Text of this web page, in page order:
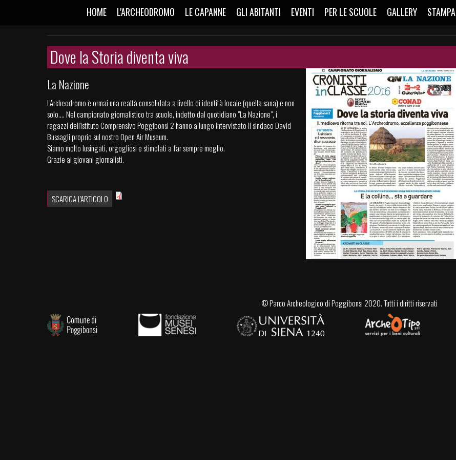
HOME L'ARCHEODROMO LE CAPANNE GLI ABITANTI EVENTI PER LE SCUOLE GALLERY STAMPA
Dove la Storia diventa viva
La Nazione
L'Archeodromo è ormai una realtà consolidata a livello di identità locale (quella sana) e non
solo.... Nel campionato giornalistico tra scuole, indetto dal quotidiano "La Nazione", i
ragazzi dell'Istituto Comprensivo Poggibonsi 2 hanno a lungo intervistato il sindaco David
Bussagli proprio sul nostro Open Air Museum.
Siamo molto lusingati, orgogliosi e stimolati a far sempre meglio.
Grazie ai giovani giornalisti.
SCARICA L'ARTICOLO
©Parco Archeologico di Poggibonsi 2020. Tutti i diritti riservati